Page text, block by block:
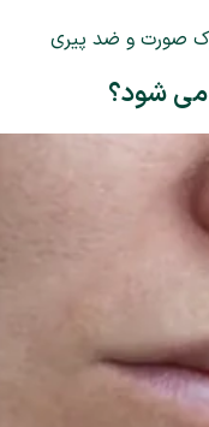
صورت و ضد پیری
شود؟